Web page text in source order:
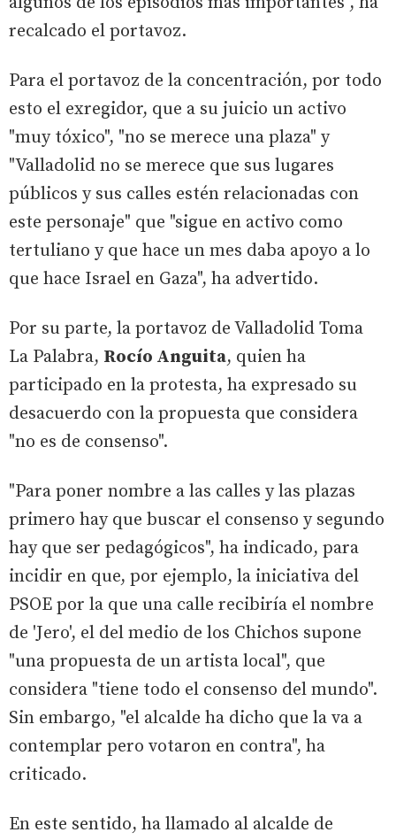
recalcado el portavoz.
Para el portavoz de la concentración, por todo
esto el exregidor, que a su juicio un activo
"muy tóxico", "no se merece una plaza" y
"Valladolid no se merece que sus lugares
públicos y sus calles estén relacionadas con
este personaje" que "sigue en activo como
tertuliano y que hace un mes daba apoyo a lo
que hace Israel en Gaza", ha advertido.
Por su parte, la portavoz de Valladolid Toma
La Palabra, Rocío Anguita, quien ha
participado en la protesta, ha expresado su
desacuerdo con la propuesta que considera
"no es de consenso".
"Para poner nombre a las calles y las plazas
primero hay que buscar el consenso y segundo
hay que ser pedagógicos", ha indicado, para
incidir en que, por ejemplo, la iniciativa del
PSOE por la que una calle recibiría el nombre
de 'Jero', el del medio de los Chichos supone
"una propuesta de un artista local", que
considera "tiene todo el consenso del mundo".
Sin embargo, "el alcalde ha dicho que la va a
contemplar pero votaron en contra", ha
criticado.
En este sentido, ha llamado al alcalde de